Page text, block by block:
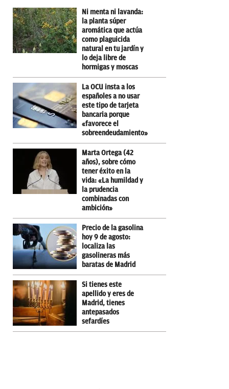
Ni menta ni lavanda:
la planta súper
aromática que actúa
como plaguicida
natural en tu jardín y
lo deja libre de
hormigas y moscas
La OCU insta a los
españoles a no usar
este tipo de tarjeta
bancaria porque
«favorece el
sobreendeudamiento»
Marta Ortega (42
años), sobre cómo
tener éxito en la
vida: «La humildad y
la prudencia
combinadas con
ambición»
Precio de la gasolina
hoy 9 de agosto:
localiza las
gasolineras más
baratas de Madrid
Si tienes este
apellido y eres de
Madrid, tienes
antepasados
sefardíes